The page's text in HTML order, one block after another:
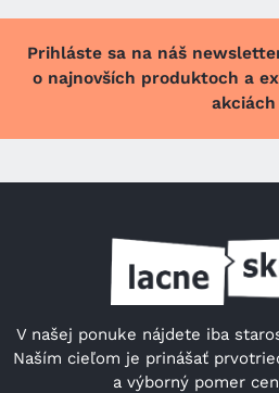
Prihláste sa na náš
o najnovších produktoch a
akciách
V našej ponuke nájdete iba
Naším cieľom je prinášať
a výborný pomer